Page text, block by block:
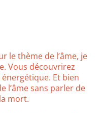
le thème de l’âme, je
Vous découvrirez
Et bien
l’âme sans parler de
mort.